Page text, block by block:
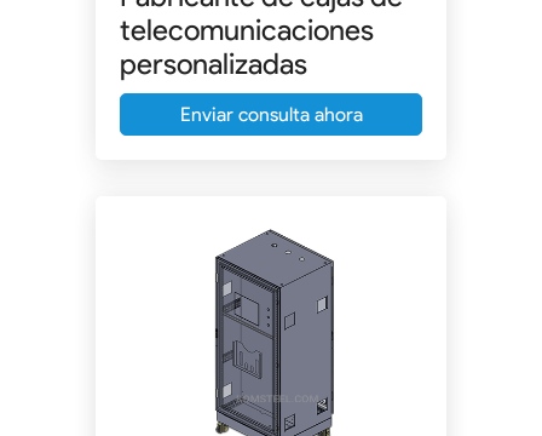
telecomunicaciones
personalizadas
Enviar consulta ahora